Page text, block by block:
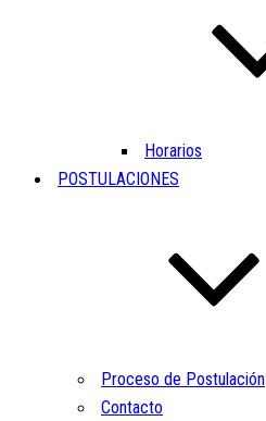
Horarios
POSTULACIONES
Proceso de Postulación
Contacto